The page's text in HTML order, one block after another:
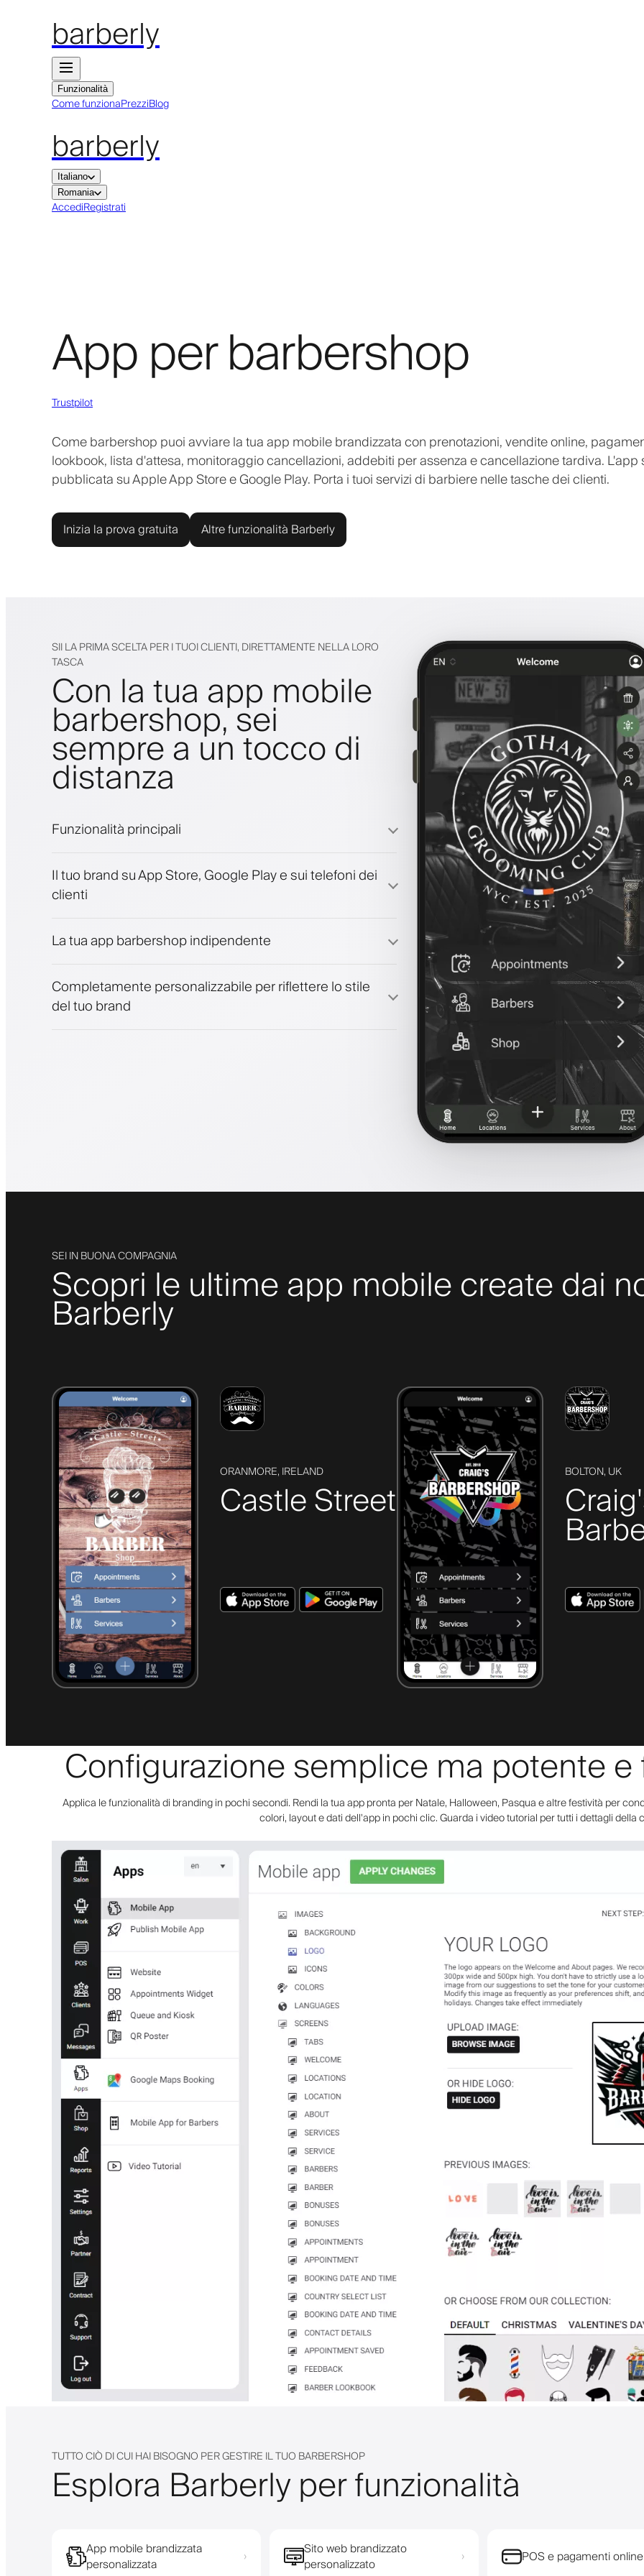
barberly
Funzionalità
Come funzionaPrezziBlog
barberly
Italiano
Romania
AccediRegistrati
App per barbershop
Trustpilot
Come barbershop puoi avviare la tua app mobile brandizzata con prenotazioni, vendite online,
lookbook, lista d'attesa, monitoraggio cancellazioni, addebiti per assenza e cancellazione tardiva. L'app
pubblicata su Apple App Store e Google Play. Porta i tuoi servizi di barbiere nelle tasche dei clienti.
Inizia la prova gratuita Altre funzionalità Barberly
SII LA PRIMA SCELTA PER I TUOI CLIENTI, DIRETTAMENTE NELLA LORO
TASCA
Con la tua app mobile
barbershop, sei
sempre a un tocco di
distanza
Funzionalità principali
Pagamenti, deposito cauzionale
Il tuo brand su App Store, Google Play e sui telefoni dei
clienti
La tua app barbershop indipendente
Completamente personalizzabile per riflettere lo stile
del tuo brand
SEI IN BUONA COMPAGNIA
Scopri le ultime app mobile create dai
Barberly
ORANMORE, IRELAND
Castle Street
BOLTON, UK
Configurazione semplice ma potente
Applica le funzionalità di branding in pochi secondi. Rendi la tua app pronta per Natale, Halloween, Pasqua e altre festività per
colori, layout e dati dell'app in pochi clic. Guarda i video tutorial per tutti i dettagli della
TUTTO CIÒ DI CUI HAI BISOGNO PER GESTIRE IL TUO BARBERSHOP
Esplora Barberly per funzionalità
App mobile brandizzata
personalizzata
›
Sito web brandizzato
personalizzato
› POS e pagamenti online